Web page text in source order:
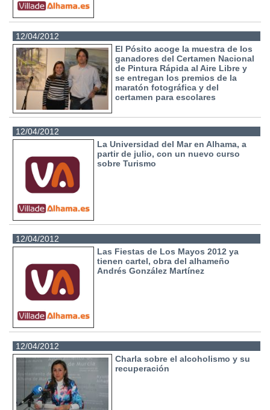
12/04/2012
El Pósito acoge la muestra de los
ganadores del Certamen Nacional
de Pintura Rápida al Aire Libre y
se entregan los premios de la
maratón fotográfica y del
certamen para escolares
12/04/2012
La Universidad del Mar en Alhama, a
partir de julio, con un nuevo curso
sobre Turismo
12/04/2012
Las Fiestas de Los Mayos 2012 ya
tienen cartel, obra del alhameño
Andrés González Martínez
12/04/2012
Charla sobre el alcoholismo y su
recuperación